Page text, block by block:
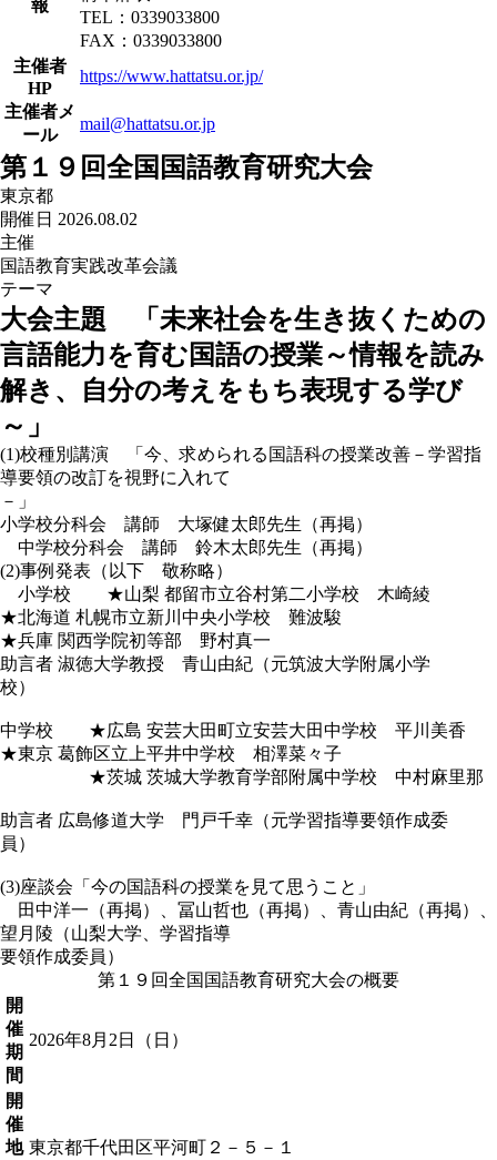
報
TEL：0339033800
FAX：0339033800
主催者
HP
https://www.hattatsu.or.jp/
主催者メ
ール
mail@hattatsu.or.jp
第１９回全国国語教育研究大会
東京都
開催日 2026.08.02
主催
国語教育実践改革会議
テーマ
大会主題 「未来社会を生き抜くための
言語能力を育む国語の授業～情報を読み
解き、自分の考えをもち表現する学び
～」
(1)校種別講演 「今、求められる国語科の授業改善－学習指
導要領の改訂を視野に入れて
－」
小学校分科会 講師 大塚健太郎先生（再掲）
中学校分科会 講師 鈴木太郎先生（再掲）
(2)事例発表（以下 敬称略）
小学校 ★山梨 都留市立谷村第二小学校 木崎綾
★北海道 札幌市立新川中央小学校 難波駿
★兵庫 関西学院初等部 野村真一
助言者 淑徳大学教授 青山由紀（元筑波大学附属小学
校）
中学校 ★広島 安芸大田町立安芸大田中学校 平川美香
★東京 葛飾区立上平井中学校 相澤菜々子
★茨城 茨城大学教育学部附属中学校 中村麻里那
助言者 広島修道大学 門戸千幸（元学習指導要領作成委
員）
(3)座談会「今の国語科の授業を見て思うこと」
田中洋一（再掲）、冨山哲也（再掲）、青山由紀（再掲）、
望月陵（山梨大学、学習指導
要領作成委員）
第１９回全国国語教育研究大会の概要
開
催
期
間
2026年8月2日（日）
開
催
地 東京都千代田区平河町２－５－１